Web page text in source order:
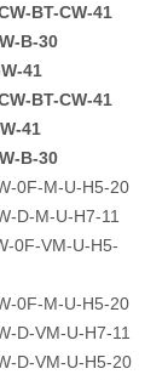
BT-CW-41
B-30
41
BT-CW-41
41
B-30
0F-M-U-H5-20
D-M-U-H7-11
0F-VM-U-H5-
0F-M-U-H5-20
D-VM-U-H7-11
D-VM-U-H5-20